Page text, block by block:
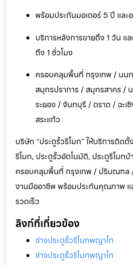
พร้อมประกันมอเตอร์ 5 ปี และ
บริการหลังการขายถึง 1 วัน
ถึง 1 ชั่วโมง
ครอบคลุมพื้นที่ กรุงเทพ / นน
สมุทรปราการ / สมุทรสาคร /
ระยอง / จันทบุรี / ตราด / ฉะเ
สระแก้ว
บริษัท “ประตูรั้วรีโมท” ให้บริการติดตั้
รีโมท, ประตูรั้วอัตโนมัติ, ประตูรีโมท
ครอบคลุมพื้นที่ กรุงเทพ / ปริมณฑล
งานมืออาชีพ พร้อมประกันคุณภาพ แ
รวดเร็ว
ลิงก์ที่เกี่ยวข้อง
ช่างประตูรั้วรีโมทพญาไท
ช่างประตูรั้วรีโมทพญาไท